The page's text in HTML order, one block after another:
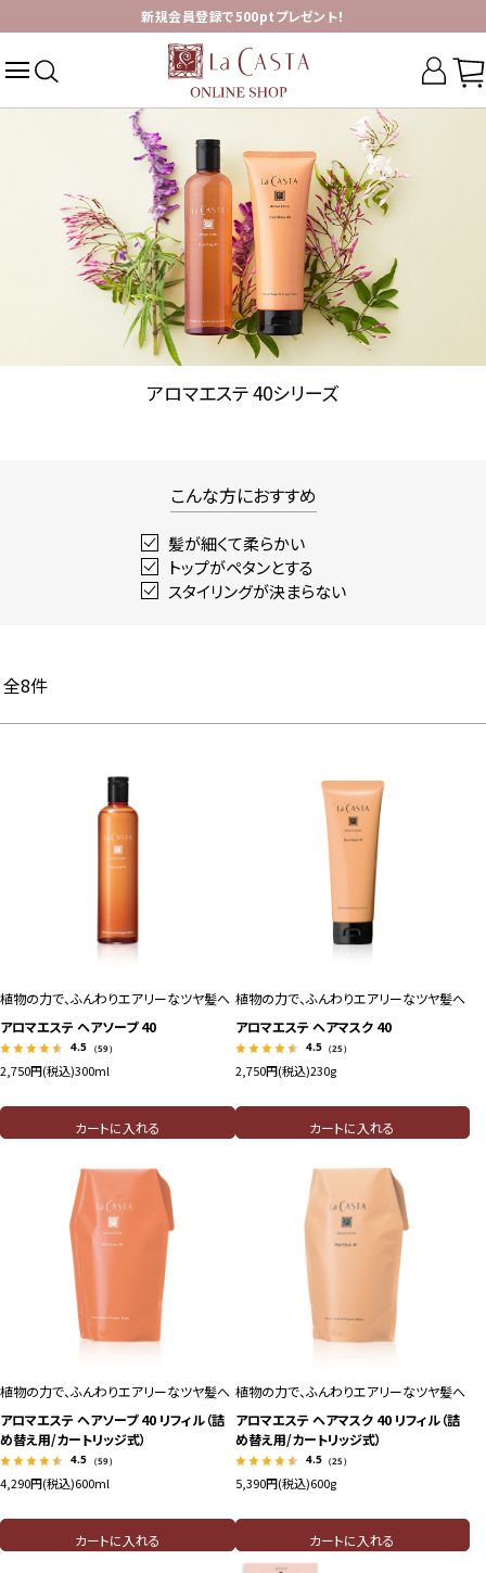
新規会員登録で500ptプレゼント！
アロマエステ 40シリーズ
こんな方におすすめ
髪が細くて柔らかい
トップがペタンとする
スタイリングが決まらない
全8件
植物の力で、ふんわりエアリーなツヤ髪へ
アロマエステ ヘアソープ 40
4.5 （59）
2,750円(税込)300ml
カートに入れる
植物の力で、ふんわりエアリーなツヤ髪へ
アロマエステ ヘアマスク 40
4.5 （25）
2,750円(税込)230g
カートに入れる
植物の力で、ふんわりエアリーなツヤ髪へ
アロマエステ ヘアソープ 40 リフィル（詰
め替え用/カートリッジ式）
4.5 （59）
4,290円(税込)600ml
カートに入れる
植物の力で、ふんわりエアリーなツヤ髪へ
アロマエステ ヘアマスク 40 リフィル（詰
め替え用/カートリッジ式）
4.5 （25）
5,390円(税込)600g
カートに入れる